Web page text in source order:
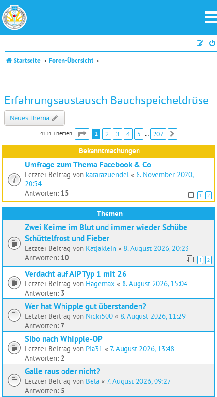
Startseite Foren-Übersicht
Erfahrungsaustausch Bauchspeicheldrüse
Neues Thema
4131 Themen Seite von 207
1 2 3 4 5 207
Bekanntmachungen
Umfrage zum Thema Facebook & Co
Letzter Beitrag von katarazuendel « 8. November 2020,
20:54
Antworten: 15 1 2
Themen
Zwei Keime im Blut und immer wieder Schübe
Schüttelfrost und Fieber
Letzter Beitrag von Katjaklein « 8. August 2026, 20:23
Antworten: 10 1 2
Verdacht auf AIP Typ 1 mit 26
Letzter Beitrag von Hagemax « 8. August 2026, 15:04
Antworten: 3
Wer hat Whipple gut überstanden?
Letzter Beitrag von Nicki500 « 8. August 2026, 11:29
Antworten: 7
Sibo nach Whipple-OP
Letzter Beitrag von Pia31 « 7. August 2026, 13:48
Antworten: 2
Galle raus oder nicht?
Letzter Beitrag von Bela « 7. August 2026, 09:27
Antworten: 5